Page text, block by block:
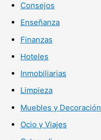
Consejos
Enseñanza
Finanzas
Hoteles
Inmobiliarias
Limpieza
Muebles y Decoración
Ocio y Viajes